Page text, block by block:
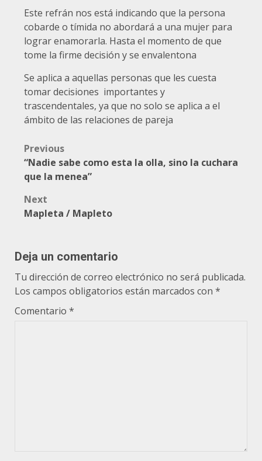
Este refrán nos está indicando que la persona
cobarde o tímida no abordará a una mujer para
lograr enamorarla. Hasta el momento de que
tome la firme decisión y se envalentona
Se aplica a aquellas personas que les cuesta
tomar decisiones importantes y
trascendentales, ya que no solo se aplica a el
ámbito de las relaciones de pareja
Post
navigation
Previous
“Nadie sabe como esta la olla, sino la cuchara
que la menea”
Next
Mapleta / Mapleto
Deja un comentario
Tu dirección de correo electrónico no será publicada.
Los campos obligatorios están marcados con *
Comentario *